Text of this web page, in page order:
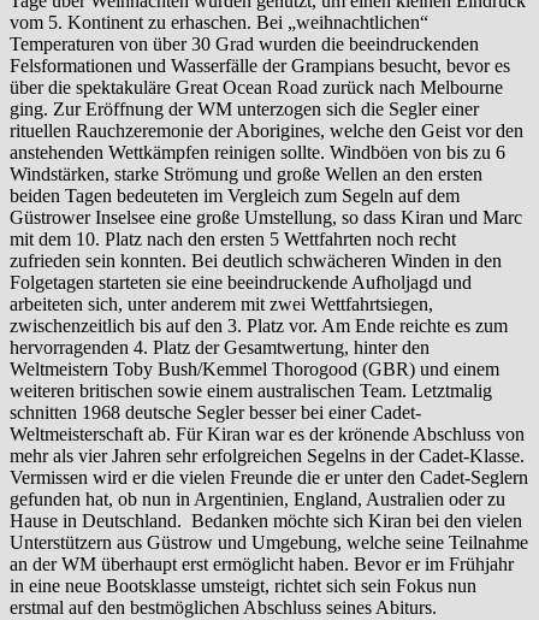
vom 5. Kontinent zu erhaschen. Bei „weihnachtlichen“
Temperaturen von über 30 Grad wurden die beeindruckenden
Felsformationen und Wasserfälle der Grampians besucht, bevor es
über die spektakuläre Great Ocean Road zurück nach Melbourne
ging. Zur Eröffnung der WM unterzogen sich die Segler einer
rituellen Rauchzeremonie der Aborigines, welche den Geist vor den
anstehenden Wettkämpfen reinigen sollte. Windböen von bis zu 6
Windstärken, starke Strömung und große Wellen an den ersten
beiden Tagen bedeuteten im Vergleich zum Segeln auf dem
Güstrower Inselsee eine große Umstellung, so dass Kiran und Marc
mit dem 10. Platz nach den ersten 5 Wettfahrten noch recht
zufrieden sein konnten. Bei deutlich schwächeren Winden in den
Folgetagen starteten sie eine beeindruckende Aufholjagd und
arbeiteten sich, unter anderem mit zwei Wettfahrtsiegen,
zwischenzeitlich bis auf den 3. Platz vor. Am Ende reichte es zum
hervorragenden 4. Platz der Gesamtwertung, hinter den
Weltmeistern Toby Bush/Kemmel Thorogood (GBR) und einem
weiteren britischen sowie einem australischen Team. Letztmalig
schnitten 1968 deutsche Segler besser bei einer Cadet-
Weltmeisterschaft ab. Für Kiran war es der krönende Abschluss von
mehr als vier Jahren sehr erfolgreichen Segelns in der Cadet-Klasse.
Vermissen wird er die vielen Freunde die er unter den Cadet-Seglern
gefunden hat, ob nun in Argentinien, England, Australien oder zu
Hause in Deutschland. Bedanken möchte sich Kiran bei den vielen
Unterstützern aus Güstrow und Umgebung, welche seine Teilnahme
an der WM überhaupt erst ermöglicht haben. Bevor er im Frühjahr
in eine neue Bootsklasse umsteigt, richtet sich sein Fokus nun
erstmal auf den bestmöglichen Abschluss seines Abiturs.